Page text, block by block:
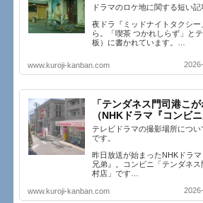
ドラマのロケ地に関する短い記
夜ドラ『ミッドナイトタクシー
ら。「喫茶 つかれしらず」と
板）に書かれています。…
www.kuroji-kanban.com
「テンダネス門司港こが
（NHKドラマ『コンビニ
テレビドラマの撮影場所につ
です。
昨日放送が始まったNHKドラマ
兄弟』。コンビニ「テンダネス
村店」です…
www.kuroji-kanban.com